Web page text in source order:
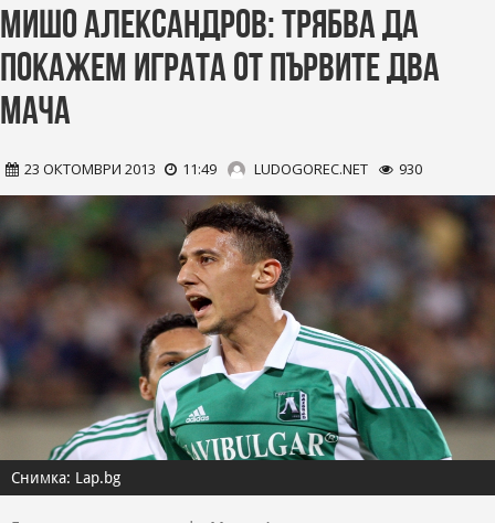
Мишо Александров: Трябва да
покажем играта от първите два
мача
23 ОКТОМВРИ 2013 11:49 LUDOGOREC.NET 930
Снимка: Lap.bg